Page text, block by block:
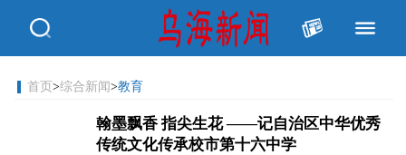
首页>综合新闻>教育
翰墨飘香 指尖生花 ——记自治区中华优秀
传统文化传承校市第十六中学